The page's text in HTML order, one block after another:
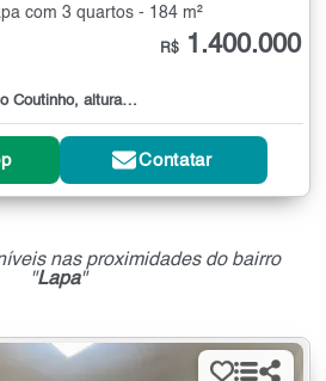
com 3 quartos - 184 m²
altura n? 100
R$ 1.400.000
Contatar
nas proximidades do bairro
"Lapa"